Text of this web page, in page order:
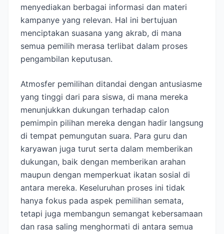
menyediakan berbagai informasi dan materi
kampanye yang relevan. Hal ini bertujuan
menciptakan suasana yang akrab, di mana
semua pemilih merasa terlibat dalam proses
pengambilan keputusan.
Atmosfer pemilihan ditandai dengan antusiasme
yang tinggi dari para siswa, di mana mereka
menunjukkan dukungan terhadap calon
pemimpin pilihan mereka dengan hadir langsung
di tempat pemungutan suara. Para guru dan
karyawan juga turut serta dalam memberikan
dukungan, baik dengan memberikan arahan
maupun dengan memperkuat ikatan sosial di
antara mereka. Keseluruhan proses ini tidak
hanya fokus pada aspek pemilihan semata,
tetapi juga membangun semangat kebersamaan
dan rasa saling menghormati di antara semua